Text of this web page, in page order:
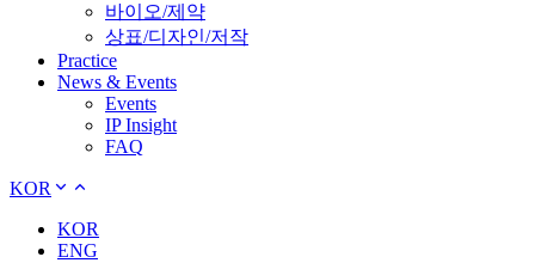
바이오/제약
상표/디자인/저작
Practice
News & Events
Events
IP Insight
FAQ
KOR
KOR
ENG